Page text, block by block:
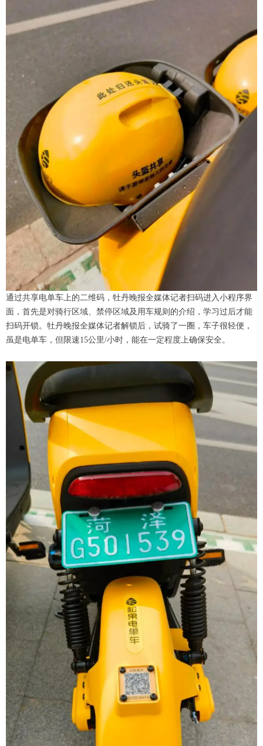
通过共享电单车上的二维码，牡丹晚报全媒体记者扫码进入小程序界
面，首先是对骑行区域、禁停区域及用车规则的介绍，学习过后才能
扫码开锁。牡丹晚报全媒体记者解锁后，试骑了一圈，车子很轻便，
虽是电单车，但限速15公里/小时，能在一定程度上确保安全。